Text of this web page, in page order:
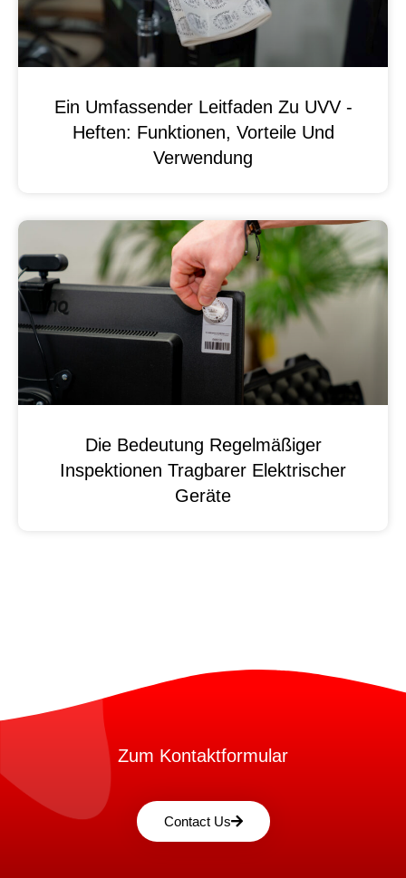
Ein Umfassender Leitfaden Zu UVV -
Heften: Funktionen, Vorteile Und
Verwendung
Die Bedeutung Regelmäßiger
Inspektionen Tragbarer Elektrischer
Geräte
Zum Kontaktformular
Contact Us